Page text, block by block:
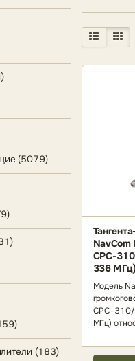
(5079)
(183)
СРС-
336
Модель
СРС-
МГц)